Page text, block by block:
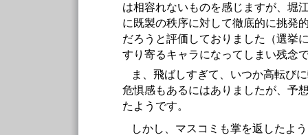
は相容れないものを感じますが、堀
に既製の秩序に対して徹底的に挑発
だろうと評価しておりました（選挙
すり寄るキャラになってしまい残念
ま、飛ばしすぎて、いつか高転び
危惧感もあるにはありましたが、予
たようです。
しかし、マスコミも掌を返したよ